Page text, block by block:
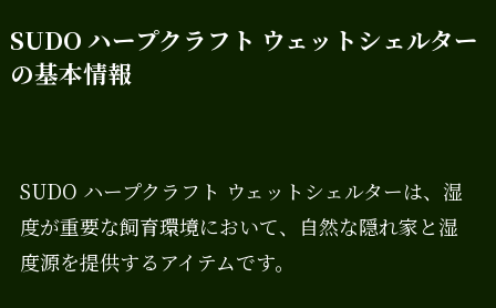
SUDO ハープクラフト ウェットシェルター
の基本情報
SUDO ハープクラフト ウェットシェルターは、湿
度が重要な飼育環境において、自然な隠れ家と湿
度源を提供するアイテムです。